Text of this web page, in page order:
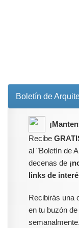
Boletín de
Recibe
al "Boletín de
decenas de
links de
Recibirás una
en tu buzón
semanalmente.